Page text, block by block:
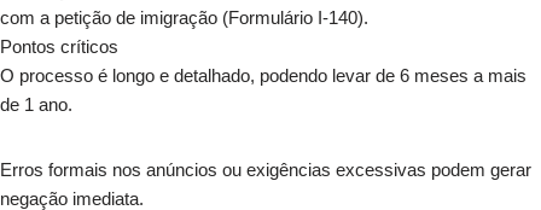
com a petição de imigração (Formulário I-140).
Pontos críticos
O processo é longo e detalhado, podendo levar de 6 meses a mais
de 1 ano.
Erros formais nos anúncios ou exigências excessivas podem gerar
negação imediata.